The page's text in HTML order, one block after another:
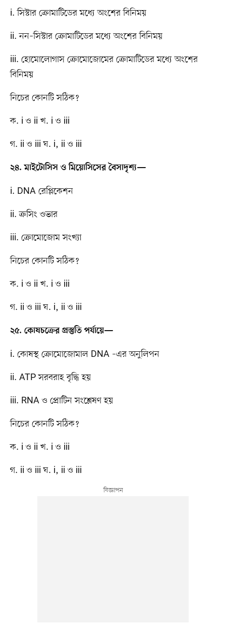
i. সিস্টার ক্রোমাটিডের মধ্যে অংশের বিনিময়
ii. নন–সিস্টার ক্রোমাটিডের মধ্যে অংশের বিনিময়
iii. হোমোলোগাস ক্রোমোজোমের ক্রোমাটিডের মধ্যে অংশের
বিনিময়
নিচের কোনটি সঠিক?
ক. i ও ii খ. i ও iii
গ. ii ও iii ঘ. i, ii ও iii
২৪. মাইটোসিস ও মিয়োসিসের বৈসাদৃশ্য—
i. DNA রেপ্লিকেশন
ii. ক্রসিং ওভার
iii. ক্রোমোজোম সংখ্যা
নিচের কোনটি সঠিক?
ক. i ও ii খ. i ও iii
গ. ii ও iii ঘ. i, ii ও iii
২৫. কোষচক্রের প্রস্তুতি পর্যায়ে—
i. কোষস্থ ক্রোমোজোমাল DNA –এর অনুলিপন
ii. ATP সরবরাহ বৃদ্ধি হয়
iii. RNA ও প্রোটিন সংশ্লেষণ হয়
নিচের কোনটি সঠিক?
ক. i ও ii খ. i ও iii
গ. ii ও iii ঘ. i, ii ও iii